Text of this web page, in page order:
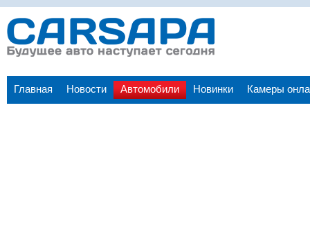
Главная Новости Автомобили Новинки Камеры